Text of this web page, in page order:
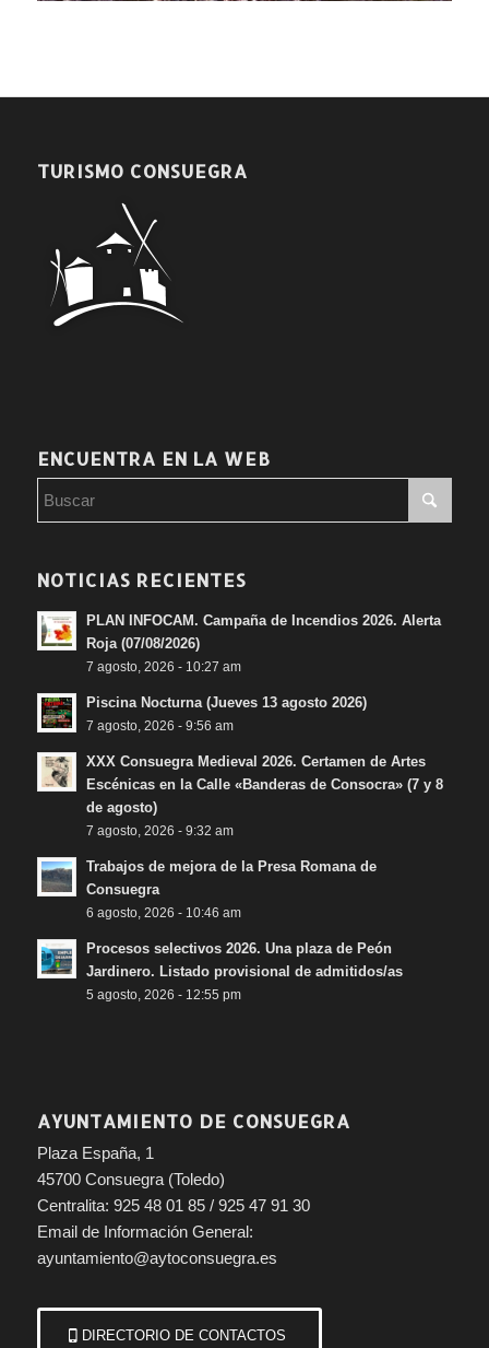
TURISMO CONSUEGRA
ENCUENTRA EN LA WEB
NOTICIAS RECIENTES
PLAN INFOCAM. Campaña de Incendios 2026. Alerta
Roja (07/08/2026)
7 agosto, 2026 - 10:27 am
Piscina Nocturna (Jueves 13 agosto 2026)
7 agosto, 2026 - 9:56 am
XXX Consuegra Medieval 2026. Certamen de Artes
Escénicas en la Calle «Banderas de Consocra» (7 y 8
de agosto)
7 agosto, 2026 - 9:32 am
Trabajos de mejora de la Presa Romana de
Consuegra
6 agosto, 2026 - 10:46 am
Procesos selectivos 2026. Una plaza de Peón
Jardinero. Listado provisional de admitidos/as
5 agosto, 2026 - 12:55 pm
AYUNTAMIENTO DE CONSUEGRA
Plaza España, 1
45700 Consuegra (Toledo)
Centralita: 925 48 01 85 / 925 47 91 30
Email de Información General:
ayuntamiento@aytoconsuegra.es
DIRECTORIO DE CONTACTOS